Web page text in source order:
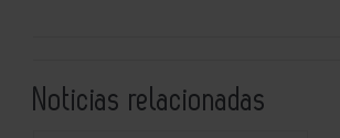
Noticias relacionadas